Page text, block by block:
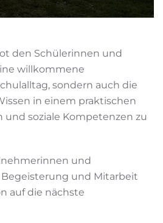
den Schülerinnen und
willkommene
sondern auch die
in einem praktischen
und soziale Kompetenzen zu
und
und Mitarbeit
auf die nächste